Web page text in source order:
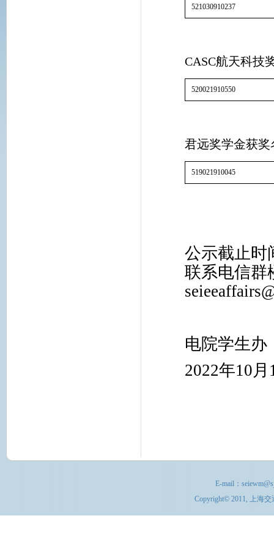
521030910237
CASC航天科技
520021910550
君远奖学金获奖
519021910045
公示截止时
联系电信群
电院学生办
2022年10月
E-mail：
Copyright© 2011, 上海